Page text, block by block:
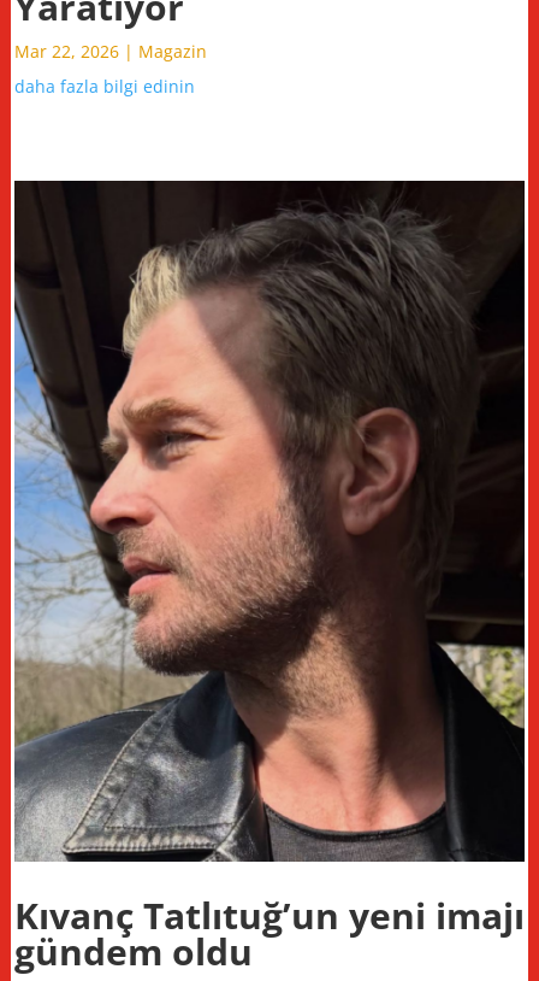
Mar 22, 2026 | Magazin
daha fazla bilgi edinin
Kıvanç Tatlıtuğ’un yeni imajı
gündem oldu